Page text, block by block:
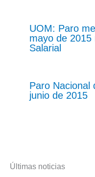
UOM: Paro
mayo de 2015
Salarial
Paro Nacional
junio de 2015
Últimas noticias